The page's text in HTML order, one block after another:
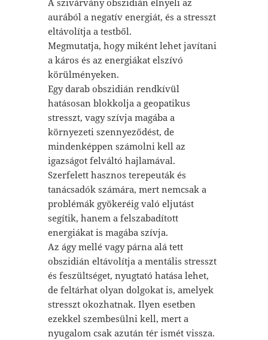
aurából a negatív energiát, és a stresszt
eltávolítja a testből.
Megmutatja, hogy miként lehet javítani
a káros és az energiákat elszívó
körülményeken.
Egy darab obszidián rendkívül
hatásosan blokkolja a geopatikus
stresszt, vagy szívja magába a
környezeti szennyeződést, de
mindenképpen számolni kell az
igazságot felváltó hajlamával.
Szerfelett hasznos terepeuták és
tanácsadók számára, mert nemcsak a
problémák gyökeréig való eljutást
segítik, hanem a felszabadított
energiákat is magába szívja.
Az ágy mellé vagy párna alá tett
obszidián eltávolítja a mentális stresszt
és feszültséget, nyugtató hatása lehet,
de feltárhat olyan dolgokat is, amelyek
stresszt okozhatnak. Ilyen esetben
ezekkel szembesülni kell, mert a
nyugalom csak azután tér ismét vissza.